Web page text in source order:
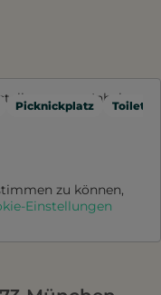
Picknickplatz
externe Inhalte
zu können,
Einstellungen